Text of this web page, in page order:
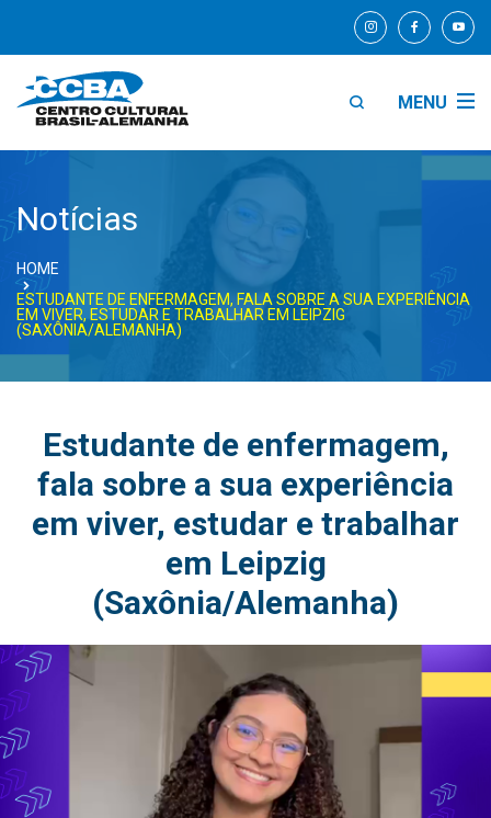
MENU
Notícias
HOME
ESTUDANTE DE ENFERMAGEM, FALA SOBRE A SUA EXPERIÊNCIA
EM VIVER, ESTUDAR E TRABALHAR EM LEIPZIG
(SAXÔNIA/ALEMANHA)
Estudante de enfermagem,
fala sobre a sua experiência
em viver, estudar e trabalhar
em Leipzig
(Saxônia/Alemanha)